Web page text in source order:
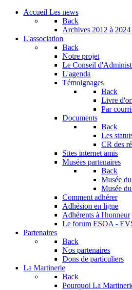
Accueil Les news
Back
Archives 2012 à 2024
L'association
Back
Notre projet
Le Conseil
L'agenda
Témoignages
Back
Livre
Par
Documents
Back
Les
CR des
Sites internet amis
Musées partenaires
Back
Musée
Musée
Comment adhérer
Adhésion en ligne
Adhérents à l'honneur
Le forum ESOA -
Partenaires
Back
Nos partenaires
Dons de particuliers
La Martinerie
Back
Pourquoi La